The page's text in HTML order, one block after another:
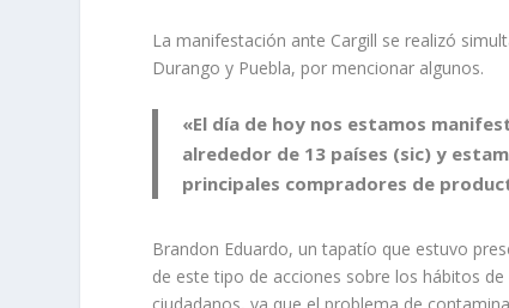
La manifestación ante Cargill se realizó
Durango y Puebla, por mencionar algunos.
«El día de hoy nos estamos
alrededor de 13 países (sic) y
principales compradores de
Brandon Eduardo, un tapatío que estuvo
de este tipo de acciones sobre los hábitos